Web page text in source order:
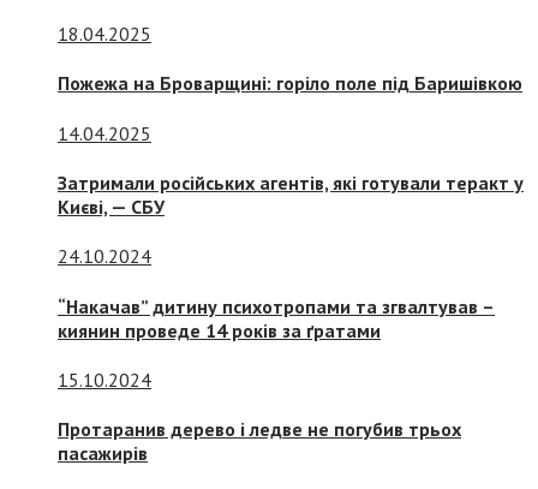
18.04.2025
Пожежа на Броварщині: горіло поле під Баришівкою
14.04.2025
Затримали російських агентів, які готували теракт у
Києві, — СБУ
24.10.2024
“Накачав” дитину психотропами та згвалтував –
киянин проведе 14 років за ґратами
15.10.2024
Протаранив дерево і ледве не погубив трьох
пасажирів